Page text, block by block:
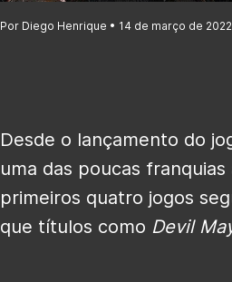
Por Diego Henrique • 14 de março de
Desde o lançamento do
uma das poucas
primeiros quatro jogos
que títulos como Devil